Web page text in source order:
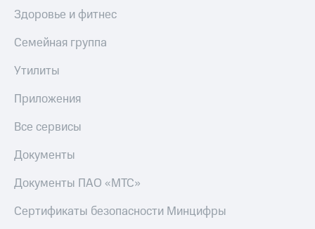
Пополнить
номер
Пополнить
другого
интернета
ТВ
Здоровье и фитнес
Семейная группа
Утилиты
Приложения
Все сервисы
Документы
Документы ПАО «МТС»
Сертификаты безопасности Минцифры